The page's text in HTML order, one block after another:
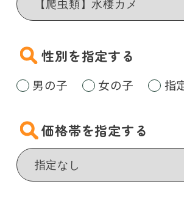
性別を指定する
男の子 女の子 指
価格帯を指定する